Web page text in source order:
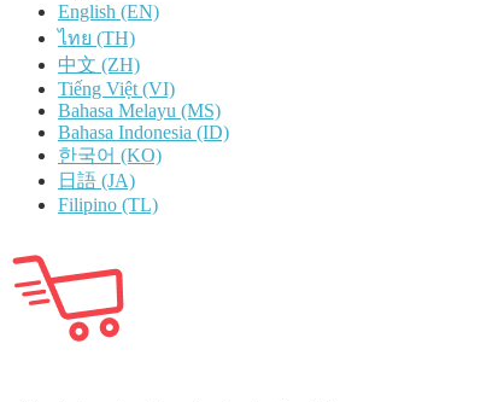
English (EN)
ไทย (TH)
中文 (ZH)
Tiếng Việt (VI)
Bahasa Melayu (MS)
Bahasa Indonesia (ID)
한국어 (KO)
日語 (JA)
Filipino (TL)